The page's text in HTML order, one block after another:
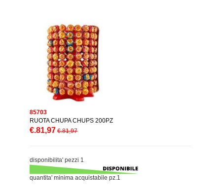
85703
RUOTA CHUPA CHUPS 200PZ
€.81,97 €.81,97
disponibilita' pezzi 1
quantita' minima acquistabile pz.1